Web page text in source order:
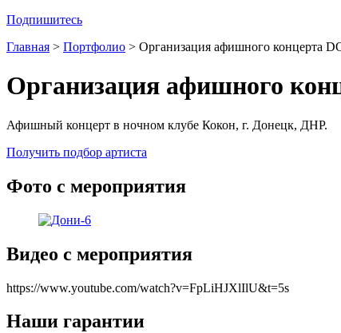
Подпишитесь
Главная > Портфолио > Организация афишного концерта
Организация афишного
Афишный концерт в ночном клубе Кокон, г. Донецк, ДНР.
Получить подбор артиста
Фото с мероприятия
Видео с мероприятия
https://www.youtube.com/watch?v=FpLiHJXlIlU&t=5s
Наши гарантии